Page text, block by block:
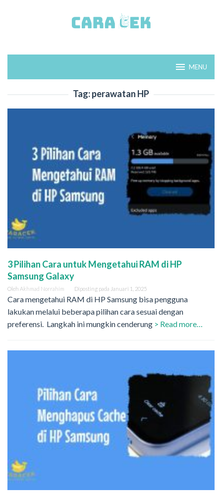
MENU
Tag:perawatan HP
3 Pilihan Cara untuk Mengetahui RAM di HP
Samsung Galaxy
Oleh Akhmad Norrahim Diposting pada Januari 1, 2025
Cara mengetahui RAM di HP Samsung bisa pengguna
lakukan melalui beberapa pilihan cara sesuai dengan
preferensi. Langkah ini mungkin cenderung > Read more…